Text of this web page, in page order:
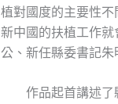
植對國度的主要性不
新中國的扶植工作
公、新任縣委書記朱
作品起首講述